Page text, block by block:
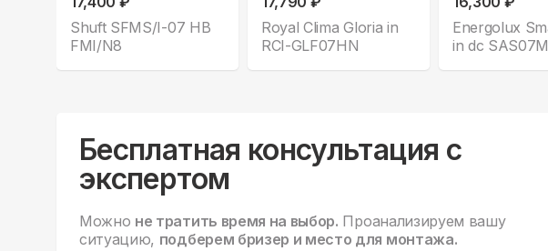
Shuft SFMS/I-07 HB
FMI/N8
Royal Clima Gloria in
RCI-GLF07HN
Energolux
in dc
Бесплатная консультация с
экспертом
Можно не тратить время на выбор. Проанализируем вашу
ситуацию, подберем бризер и место для монтажа.